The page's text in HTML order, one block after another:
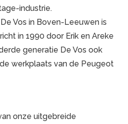
industrie.
Vos in Boven-Leeuwen is
in 1990 door Erik en Areke
generatie De Vos ook
werkplaats van de Peugeot
onze uitgebreide